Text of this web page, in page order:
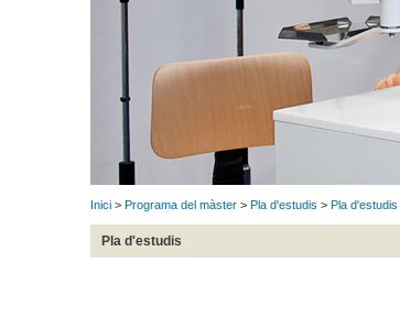
Inici > Programa del màster > Pla d'estudis > Pla d'estudis
Pla d'estudis